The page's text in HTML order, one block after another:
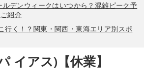
ルデンウィークはいつから？混雑ピーク予
紹介
行く！？関東・関西・東海エリア別スポ
イアス)【休業】